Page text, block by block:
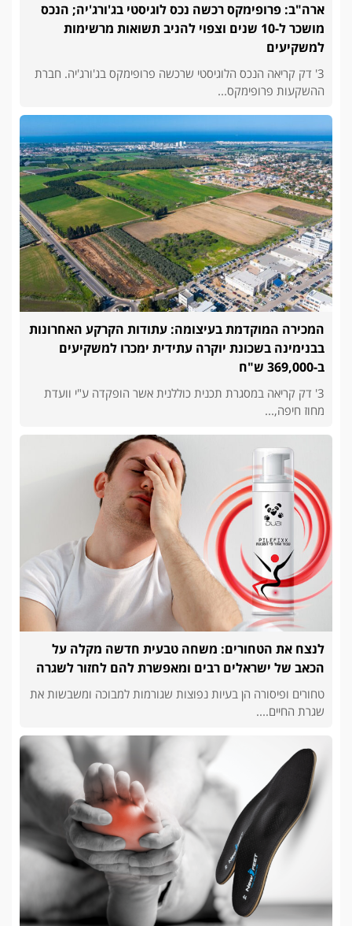
ארה"ב: פרופימקס רכשה נכס לוגיסטי בג'ורג'יה; הנכס
מושכר ל-10 שנים וצפוי להניב תשואות מרשימות
למשקיעים
3' דק קריאה הנכס הלוגיסטי שרכשה פרופימקס בג'ורג'יה. חברת
ההשקעות פרופימקס...
המכירה המוקדמת בעיצומה: עתודות הקרקע האחרונות
בבנימינה בשכונת יוקרה עתידית ימכרו למשקיעים
ב-369,000 ש"ח
3' דק קריאה במסגרת תכנית כוללנית אשר הופקדה ע"י וועדת
מחוז חיפה,...
לנצח את הטחורים: משחה טבעית חדשה מקלה על
הכאב של ישראלים רבים ומאפשרת להם לחזור לשגרה
טחורים ופיסורה הן בעיות נפוצות שגורמות למבוכה ומשבשות את
שגרת החיים....